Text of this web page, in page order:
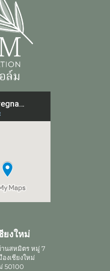
ยงใหม่
นสหมิตร หมู่ 7
องเชียงใหม่
50100